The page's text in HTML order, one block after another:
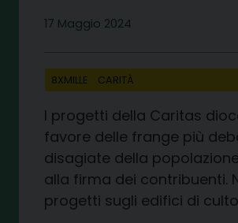
17 Maggio 2024
8XMILLE CARITÀ
I progetti della Caritas
favore delle frange più
disagiate della
alla firma dei contribuenti.
progetti sugli edifici di culto